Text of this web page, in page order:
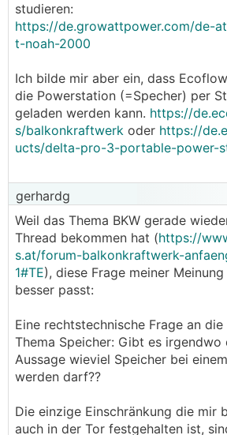
studieren:
https://de.growattpower.com/de-
t-noah-2000
Ich bilde mir aber ein, dass
die Powerstation (=Specher) per
geladen werden kann. https://
s/balkonkraftwerk oder https://
ucts/delta-pro-3-portable-power-
gerhardg
Weil das Thema BKW gerade
Thread bekommen hat (https://
s.at/forum-balkonkraftwerk-
1#TE), diese Frage meiner
besser passt:
Eine rechtstechnische Frage an
Thema Speicher: Gibt es
Aussage wieviel Speicher bei
werden darf??
Die einzige Einschränkung die mir
auch in der Tor festgehalten ist,